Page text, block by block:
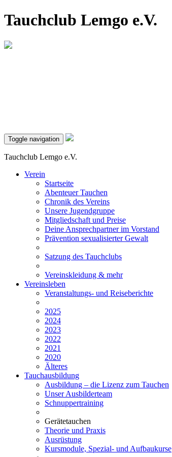
Tauchclub Lemgo e.V.
Toggle navigation
Tauchclub Lemgo e.V.
Verein
Startseite
Abenteuer Tauchen
Chronik des Vereins
Unsere Jugendgruppe
Mitgliedschaft und Preise
Deine Ansprechpartner im Vorstand
Prävention sexualisierter Gewalt
Satzung des Tauchclubs
Vereinskleidung & mehr
Vereinsleben
Veranstaltungs- und Reiseberichte
2025
2024
2023
2022
2021
2020
Älteres
Tauchausbildung
Ausbildung – die Lizenz zum Tauchen
Unser Ausbilderteam
Schnuppertraining
Gerätetauchen
Theorie und Praxis
Ausrüstung
Kursmodule, Spezial- und Aufbaukurse